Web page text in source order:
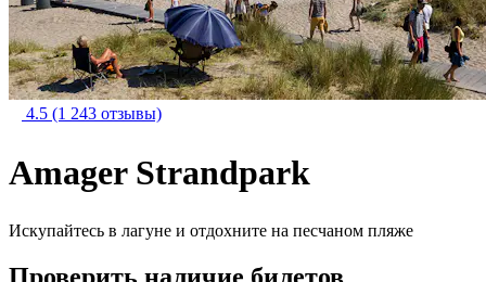
4.5 (1 243 отзывы)
Amager Strandpark
Искупайтесь в лагуне и отдохните на песчаном пляже